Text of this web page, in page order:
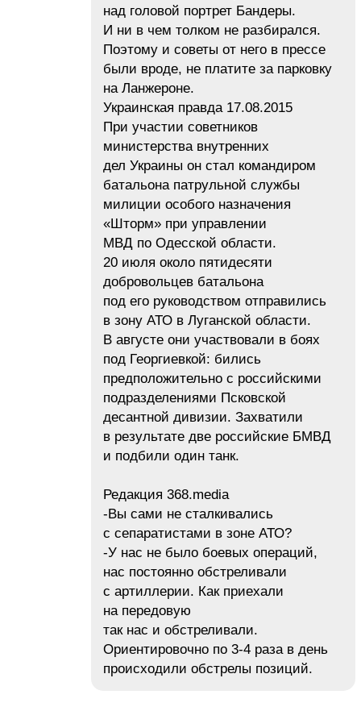
над головой портрет Бандеры.
И ни в чем толком не разбирался.
Поэтому и советы от него в прессе
были вроде, не платите за парковку
на Ланжероне.
Украинская правда 17.08.2015
При участии советников
министерства внутренних
дел Украины он стал командиром
батальона патрульной службы
милиции особого назначения
«Шторм» при управлении
МВД по Одесской области.
20 июля около пятидесяти
добровольцев батальона
под его руководством отправились
в зону АТО в Луганской области.
В августе они участвовали в боях
под Георгиевкой: бились
предположительно с российскими
подразделениями Псковской
десантной дивизии. Захватили
в результате две российские БМВД
и подбили один танк.
Редакция 368.media
-Вы сами не сталкивались
с сепаратистами в зоне АТО?
-У нас не было боевых операций,
нас постоянно обстреливали
с артиллерии. Как приехали
на передовую
так нас и обстреливали.
Ориентировочно по 3-4 раза в день
происходили обстрелы позиций.